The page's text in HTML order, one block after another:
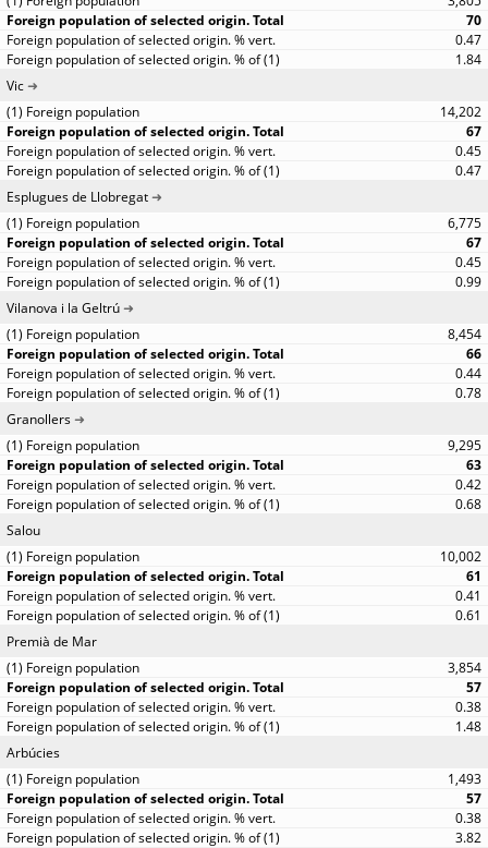
70
0.47
1.84
Vic
14,202
67
0.45
0.47
Esplugues de Llobregat
6,775
67
0.45
0.99
Vilanova i la Geltrú
8,454
66
0.44
0.78
Granollers
9,295
63
0.42
0.68
Salou
10,002
61
0.41
0.61
Premià de Mar
3,854
57
0.38
1.48
Arbúcies
1,493
57
0.38
3.82